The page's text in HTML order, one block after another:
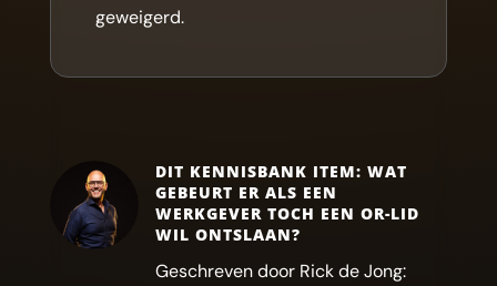
geweigerd.
DIT KENNISBANK ITEM: WAT
GEBEURT ER ALS EEN
WERKGEVER TOCH EEN OR-LID
WIL ONTSLAAN?
Geschreven door Rick de Jong: